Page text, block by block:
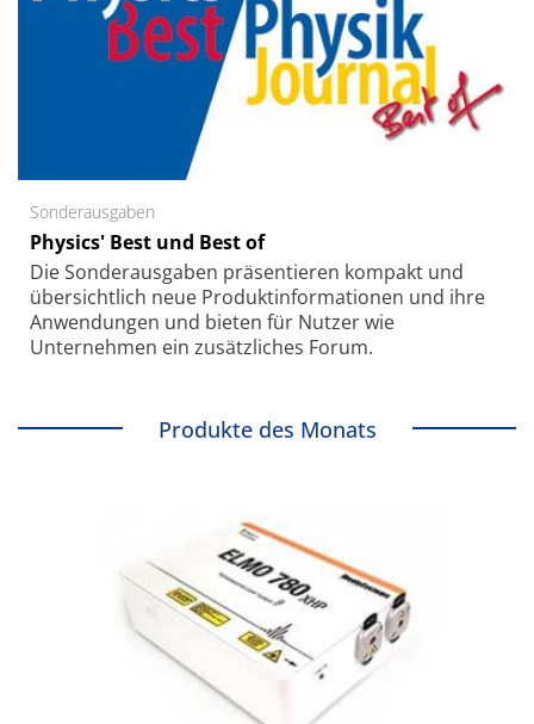
Sonderausgaben
Physics' Best und Best of
Die Sonder­ausgaben präsentieren kompakt und
übersichtlich neue Produkt­informationen und ihre
Anwendungen und bieten für Nutzer wie
Unternehmen ein zusätzliches Forum.
Produkte des Monats